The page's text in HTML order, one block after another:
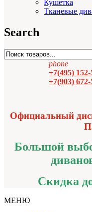
Кушетка
Тканевые
Search
phone
+7(495)
+7(903)
Официальный
Большой
Скидка
МЕНЮ